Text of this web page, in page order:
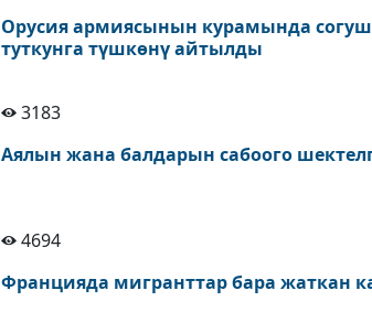
Орусия армиясынын курамында
туткунга түшкөнү айтылды
3183
Аялын жана балдарын сабоого
4694
Францияда мигранттар бара жаткан